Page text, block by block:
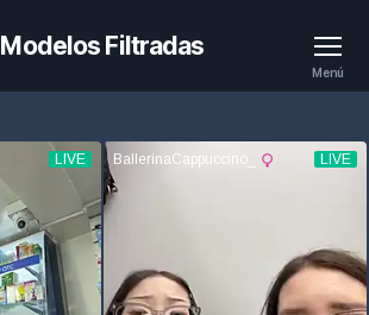
Modelos Filtradas
Menú